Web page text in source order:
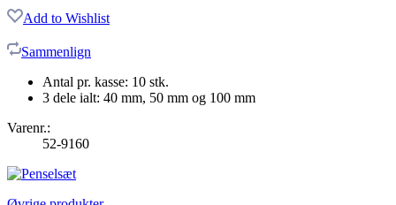
Add to Wishlist
Sammenlign
Antal pr. kasse: 10 stk.
3 dele ialt: 40 mm, 50 mm og 100 mm
Varenr.:
52-9160